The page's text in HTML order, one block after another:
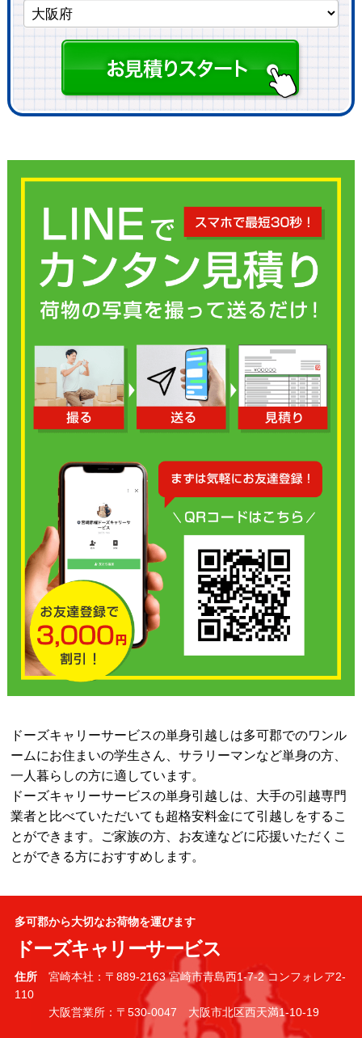
ドーズキャリーサービスの単身引越しは多可郡でのワンル
ームにお住まいの学生さん、サラリーマンなど単身の方、
一人暮らしの方に適しています。
ドーズキャリーサービスの単身引越しは、大手の引越専門
業者と比べていただいても超格安料金にて引越しをするこ
とができます。ご家族の方、お友達などに応援いただくこ
とができる方におすすめします。
多可郡から大切なお荷物を運びます
ドーズキャリーサービス
住所宮崎本社：〒889-2163 宮崎市青島西1-7-2 コンフォレア2-
110
大阪営業所：〒530-0047 大阪市北区西天満1-10-19